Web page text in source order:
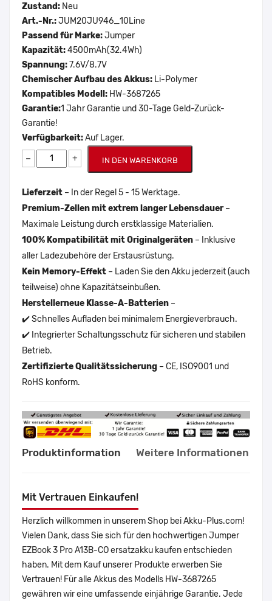
Zustand: Neu
Art.-Nr.:JUM20JU946_10Line
Passend für Marke:Jumper
Kapazität:4500mAh(32.4Wh)
Spannung:7.6V/8.7V
Chemischer Aufbau des Akkus: Li-Polymer
Kompatibles Modell: HW-3687265
Garantie:1 Jahr Garantie und 30-Tage Geld-Zurück-
Garantie!
Verfügbarkeit:Auf Lager.
− + IN DEN WARENKORB
Lieferzeit – In der Regel 5 - 15 Werktage.
Premium-Zellen mit extrem langer Lebensdauer–
Maximale Leistung durch erstklassige Materialien.
100% Kompatibilität mit Originalgeräten – Inklusive
aller Ladezubehöre der Erstausrüstung.
Kein Memory-Effekt – Laden Sie den Akku jederzeit (auch
teilweise) ohne Kapazitätseinbußen.
Herstellerneue Klasse-A-Batterien –
✔️ Schnelles Aufladen bei minimalem Energieverbrauch.
✔️ Integrierter Schaltungsschutz für sicheren und stabilen
Betrieb.
Zertifizierte Qualitätssicherung – CE, ISO9001 und
RoHS konform.
Produktinformation Weitere Informationen
Mit Vertrauen Einkaufen!
Herzlich willkommen in unserem Shop bei Akku-Plus.com!
Vielen Dank, dass Sie sich für den hochwertigen Jumper
EZBook 3 Pro A13B-CO ersatzakku kaufen entschieden
haben. Mit dem Kauf unserer Produkte erwerben Sie
Vertrauen! Für alle Akkus des Modells HW-3687265
gewähren wir eine umfassende einjährige Garantie. Jede